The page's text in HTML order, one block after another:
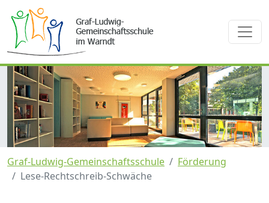
Graf-Ludwig-Gemeinschaftsschule
Förderung
Lese-Rechtschreib-Schwäche